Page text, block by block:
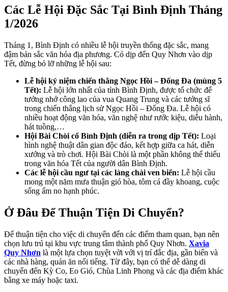
Các Lễ Hội Đặc Sắc Tại Bình Định Tháng
1/2026
Tháng 1, Bình Định có nhiều lễ hội truyền thống đặc sắc, mang
đậm bản sắc văn hóa địa phương. Có dịp đến Quy Nhơn vào dịp
Tết, đừng bỏ lỡ những lễ hội sau:
Lễ hội kỷ niệm chiến thắng Ngọc Hồi – Đống Đa (mùng 5
Tết): Lễ hội lớn nhất của tỉnh Bình Định, được tổ chức để
tưởng nhớ công lao của vua Quang Trung và các tướng sĩ
trong chiến thắng lịch sử Ngọc Hồi – Đống Đa. Lễ hội có
nhiều hoạt động văn hóa, văn nghệ như rước kiệu, diễu hành,
hát tuồng,…
Hội Bài Chòi cổ Bình Định (diễn ra trong dịp Tết): Loại
hình nghệ thuật dân gian độc đáo, kết hợp giữa ca hát, diễn
xướng và trò chơi. Hội Bài Chòi là một phần không thể thiếu
trong văn hóa Tết của người dân Bình Định.
Các lễ hội cầu ngư tại các làng chài ven biển: Lễ hội cầu
mong một năm mưa thuận gió hòa, tôm cá đầy khoang, cuộc
sống ấm no hạnh phúc.
Ở Đâu Để Thuận Tiện Di Chuyển?
Để thuận tiện cho việc di chuyển đến các điểm tham quan, bạn nên
chọn lưu trú tại khu vực trung tâm thành phố Quy Nhơn. Xavia
Quy Nhơn là một lựa chọn tuyệt vời với vị trí đắc địa, gần biển và
các nhà hàng, quán ăn nổi tiếng. Từ đây, bạn có thể dễ dàng di
chuyển đến Kỳ Co, Eo Gió, Chùa Linh Phong và các địa điểm khác
bằng xe máy hoặc taxi.